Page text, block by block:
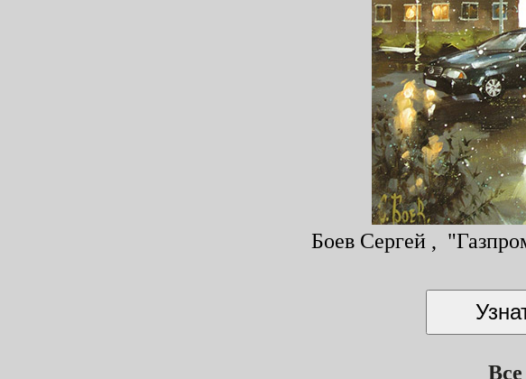
Боев Сергей ,